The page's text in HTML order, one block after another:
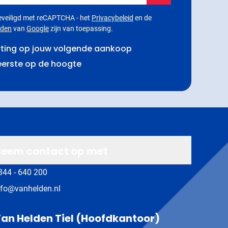
met reCAPTCHA - het Privacybeleid en de
van Googlezijn van toepassing.
op jouw volgende aankoop
op de hoogte
- 640 200
Helden Tiel (Hoofdkantoor)